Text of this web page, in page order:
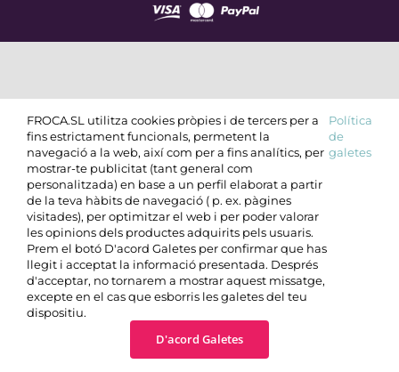
FROCA.SL utilitza cookies pròpies i de tercers per a
fins estrictament funcionals, permetent la
navegació a la web, així com per a fins analítics, per
mostrar-te publicitat (tant general com
personalitzada) en base a un perfil elaborat a partir
de la teva hàbits de navegació ( p. ex. pàgines
visitades), per optimitzar el web i per poder valorar
les opinions dels productes adquirits pels usuaris.
Prem el botó D'acord Galetes per confirmar que has
llegit i acceptat la informació presentada. Després
d'acceptar, no tornarem a mostrar aquest missatge,
excepte en el cas que esborris les galetes del teu
dispositiu.
Política
de
galetes
D'acord Galetes